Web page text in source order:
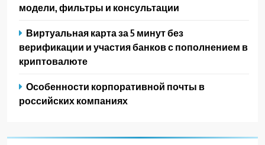
модели, фильтры и консультации
Виртуальная карта за 5 минут без
верификации и участия банков с пополнением в
криптовалюте
Особенности корпоративной почты в
российских компаниях